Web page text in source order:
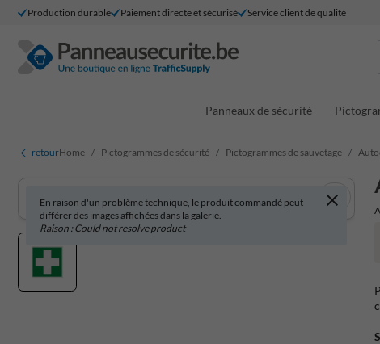
Production durable Paiement directe et sécurisé Service client de qualité
Panneaux de sécurité
retourHome Pictogrammes de sécurité Pictogrammes de sauvetage
En raison d'un problème technique, le produit commandé peut
différer des images affichées dans la galerie.
Raison : Could not resolve product